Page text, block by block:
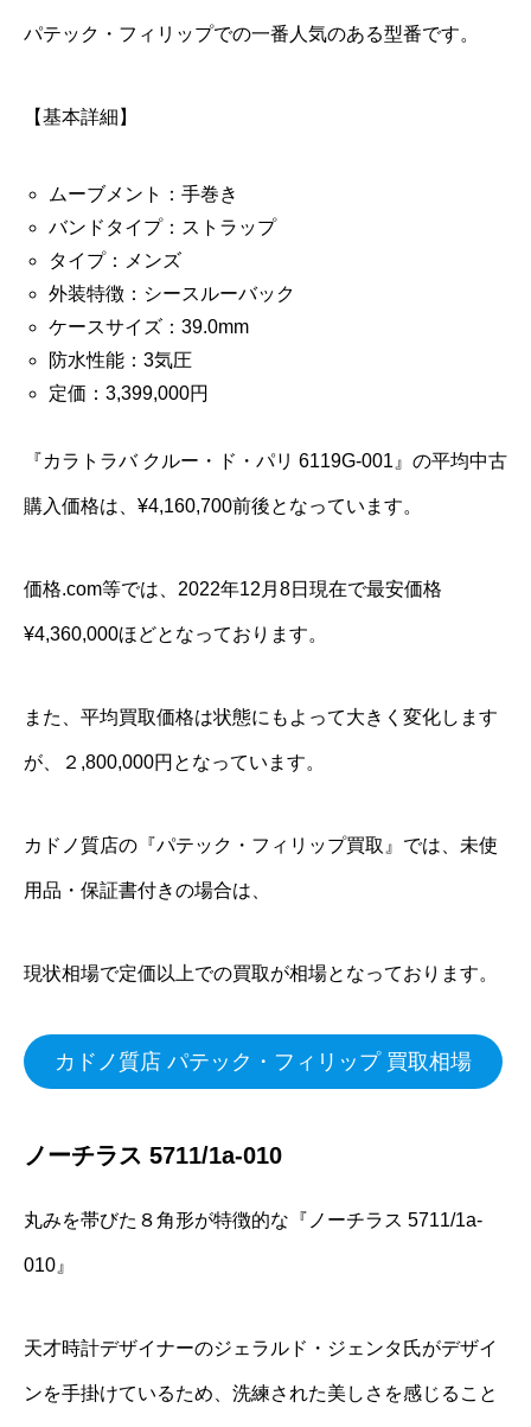
パテック・フィリップでの一番人気のある型番です。
【基本詳細】
ムーブメント：手巻き
バンドタイプ：ストラップ
タイプ：メンズ
外装特徴：シースルーバック
ケースサイズ：39.0mm
防水性能：3気圧
定価：3,399,000円
『カラトラバ クルー・ド・パリ 6119G-001』の平均中古
購入価格は、¥4,160,700前後となっています。
価格.com等では、2022年12月8日現在で最安価格
¥4,360,000ほどとなっております。
また、平均買取価格は状態にもよって大きく変化します
が、２,800,000円となっています。
カドノ質店の『パテック・フィリップ買取』では、未使
用品・保証書付きの場合は、
現状相場で定価以上での買取が相場となっております。
カドノ質店 パテック・フィリップ 買取相場
ノーチラス 5711/1a-010
丸みを帯びた８角形が特徴的な『ノーチラス 5711/1a-
010』
天才時計デザイナーのジェラルド・ジェンタ氏がデザイ
ンを手掛けているため、洗練された美しさを感じること